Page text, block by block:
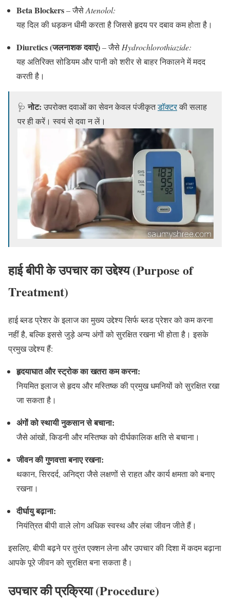
Beta Blockers– जैसेAtenolol:
यह दिल की धड़कन धीमी करता है जिससे हृदय पर दबाव कम होता है।
Diuretics (जलनाशक दवाएं)– जैसे Hydrochlorothiazide:
यह अतिरिक्त सोडियम और पानी को शरीर से बाहर निकालने में मदद
करती है।
🩺नोट:उपरोक्त दवाओं का सेवन केवल पंजीकृतडॉक्टरकी सलाह
पर ही करें। स्वयं से दवा न लें।
हाई बीपी के उपचार का उद्देश्य (Purpose of
Treatment)
हाई ब्लड प्रेशर के इलाज का मुख्य उद्देश्य सिर्फ ब्लड प्रेशर को कम करना
नहीं है, बल्कि इससे जुड़े अन्य अंगों को सुरक्षित रखना भी होता है। इसके
प्रमुख उद्देश्य हैं:
हृदयाघात और स्ट्रोक का खतरा कम करना:
नियमित इलाज से हृदय और मस्तिष्क की प्रमुख धमनियों को सुरक्षित रखा
जा सकता है।
अंगों को स्थायी नुकसान से बचाना:
जैसे आंखों, किडनी और मस्तिष्क को दीर्घकालिक क्षति से बचाना।
जीवन की गुणवत्ता बनाए रखना:
थकान, सिरदर्द, अनिद्रा जैसे लक्षणों से राहत और कार्य क्षमता को बनाए
रखना।
दीर्घायु बढ़ाना:
नियंत्रित बीपी वाले लोग अधिक स्वस्थ और लंबा जीवन जीते हैं।
इसलिए, बीपी बढ़ने पर तुरंत एक्शन लेना और उपचार की दिशा में कदम बढ़ाना
आपके पूरे जीवन को सुरक्षित बना सकता है।
उपचार की प्रक्रिया (Procedure)